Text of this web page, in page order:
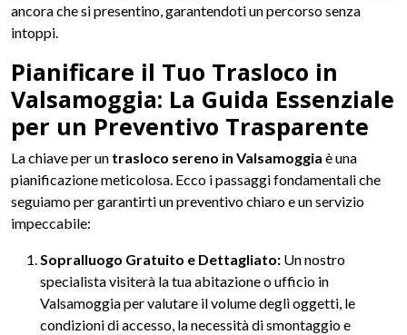
ancora che si presentino, garantendoti un percorso senza
intoppi.
Pianificare il Tuo Trasloco in
Valsamoggia: La Guida Essenziale
per un Preventivo Trasparente
La chiave per un trasloco sereno in Valsamoggia è una
pianificazione meticolosa. Ecco i passaggi fondamentali che
seguiamo per garantirti un preventivo chiaro e un servizio
impeccabile:
Sopralluogo Gratuito e Dettagliato: Un nostro
specialista visiterà la tua abitazione o ufficio in
Valsamoggia per valutare il volume degli oggetti, le
condizioni di accesso, la necessità di smontaggio e